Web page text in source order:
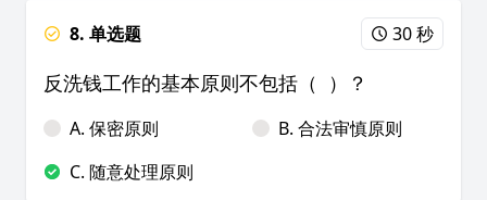
8. 单选题 30 秒
反洗钱工作的基本原则不包括（ ）？
A. 保密原则
B. 合法审慎原则
C. 随意处理原则